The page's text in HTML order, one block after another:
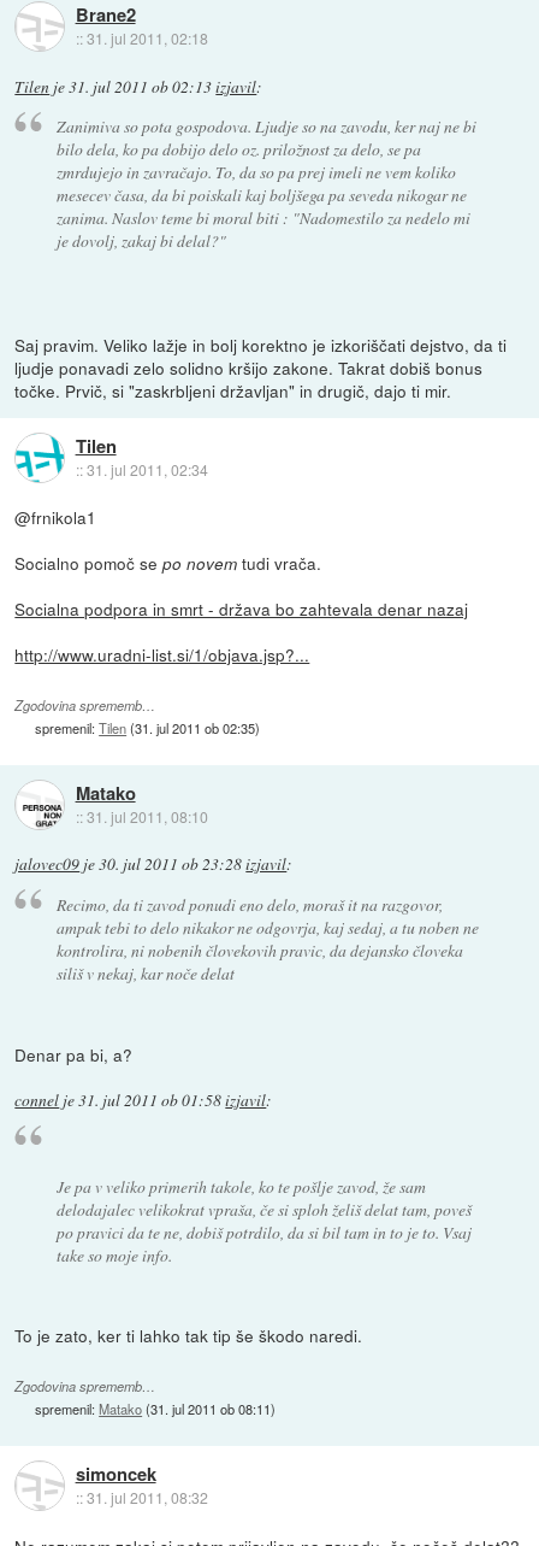
Brane2
::31. jul 2011, 02:18
Tilen je31. jul 2011 ob 02:13izjavil:
Zanimiva so pota gospodova. Ljudje so na zavodu, ker naj ne bi
bilo dela, ko pa dobijo delo oz. priložnost za delo, se pa
zmrdujejo in zavračajo. To, da so pa prej imeli ne vem koliko
mesecev časa, da bi poiskali kaj boljšega pa seveda nikogar ne
zanima. Naslov teme bi moral biti : "Nadomestilo za nedelo mi
je dovolj, zakaj bi delal?"
Saj pravim. Veliko lažje in bolj korektno je izkoriščati dejstvo, da ti
ljudje ponavadi zelo solidno kršijo zakone. Takrat dobiš bonus
točke. Prvič, si "zaskrbljeni državljan" in drugič, dajo ti mir.
Tilen
::31. jul 2011, 02:34
@frnikola1
Socialno pomoč sepo novem tudi vrača.
Socialna podpora in smrt - država bo zahtevala denar nazaj
http://www.uradni-list.si/1/objava.jsp?...
Zgodovina sprememb…
spremenil:Tilen(31. jul 2011 ob 02:35)
Matako
::31. jul 2011, 08:10
jalovec09 je30. jul 2011 ob 23:28izjavil:
Recimo, da ti zavod ponudi eno delo, moraš it na razgovor,
ampak tebi to delo nikakor ne odgovrja, kaj sedaj, a tu noben ne
kontrolira, ni nobenih človekovih pravic, da dejansko človeka
siliš v nekaj, kar noče delat
Denar pa bi, a?
connel je31. jul 2011 ob 01:58izjavil:
Je pa v veliko primerih takole, ko te pošlje zavod, že sam
delodajalec velikokrat vpraša, če si sploh želiš delat tam, poveš
po pravici da te ne, dobiš potrdilo, da si bil tam in to je to. Vsaj
take so moje info.
To je zato, ker ti lahko tak tip še škodo naredi.
Zgodovina sprememb…
spremenil:Matako(31. jul 2011 ob 08:11)
simoncek
::31. jul 2011, 08:32